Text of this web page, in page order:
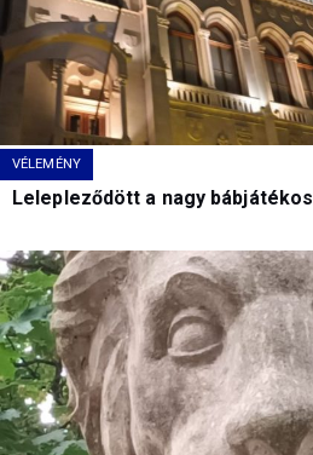
VÉLEMÉNY
Lelepleződött a nagy bábjátékos